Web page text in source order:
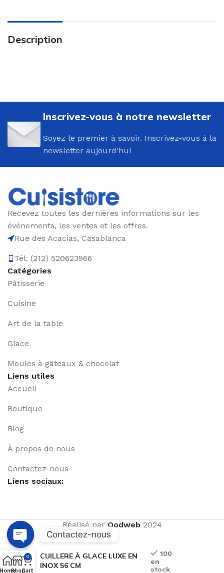
Description
Inscrivez-vous à notre newsletter
Soyez le premier à savoir. Inscrivez-vous à la
newsletter aujourd'hui
Recevez toutes les dernières informations sur les
événements, les ventes et les offres.
Rue des Acacias, Casablanca
Tél: (212) 520623966
Catégories
Pâtisserie
Cuisine
Art de la table
Glace
Moules à gâteaux & chocolat
Liens utiles
Accueil
Boutique
Blog
À propos de nous
Contactez-nous
Liens sociaux:
Réalisé par Qodweb2024
CUILLERE À GLACE LUXE EN
INOX 56 CM
100
en
stock
HomeShop
0
Cart
Contactez-nous
Open
chaty